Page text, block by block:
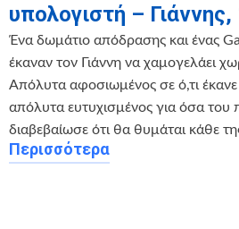
υπολογιστή – Γιάννης,
Ένα δωμάτιο απόδρασης και ένας
έκαναν τον Γιάννη να χαμογελάει
Απόλυτα αφοσιωμένος σε ό,τι έκανε
απόλυτα ευτυχισμένος για όσα
διαβεβαίωσε ότι θα θυμάται κάθε
Περισσότερα